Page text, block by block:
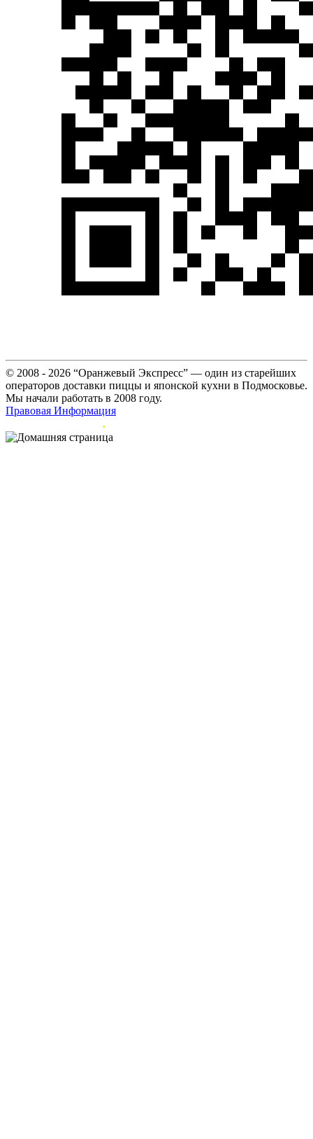
© 2008 - 2026 “Оранжевый Экспресс” — один из старейших
операторов доставки пиццы и японской кухни в Подмосковье.
Мы начали работать в 2008 году.
Правовая Информация